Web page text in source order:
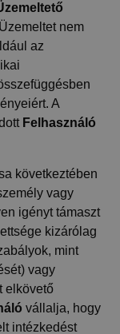
nem
az
A
Felhasználó
következtében
vagy
igényt támaszt
kizárólag
mint
vagy
elkövető
vállalja, hogy
intézkedést